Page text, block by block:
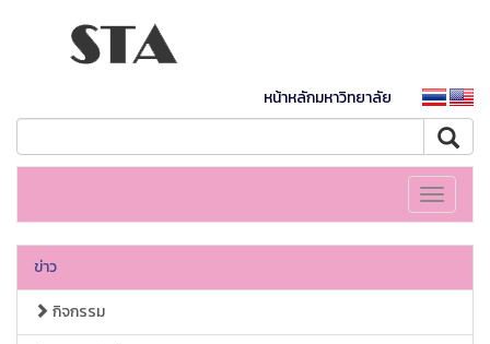
หน้าหลักมหาวิทยาลัย
Toggle
ข่าว
กิจกรรม